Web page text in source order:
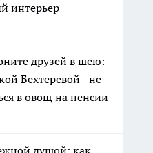
интерьер
друзей в шею:
Бехтеревой - не
в овощ на пенсии
душой: как